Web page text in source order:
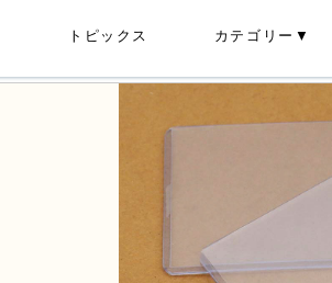
トピックス カテゴリー▼